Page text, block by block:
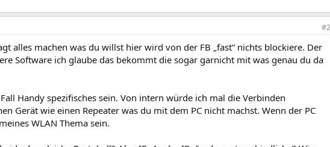
#2
alles machen was du willst hier wird von der FB „fast“ nichts blockiere. Der
Software ich glaube das bekommt die sogar garnicht mit was genau du da
Handy spezifisches sein. Von intern würde ich mal die Verbinden
Gerät wie einen Repeater was du mit dem PC nicht machst. Wenn der PC
WLAN Thema sein.